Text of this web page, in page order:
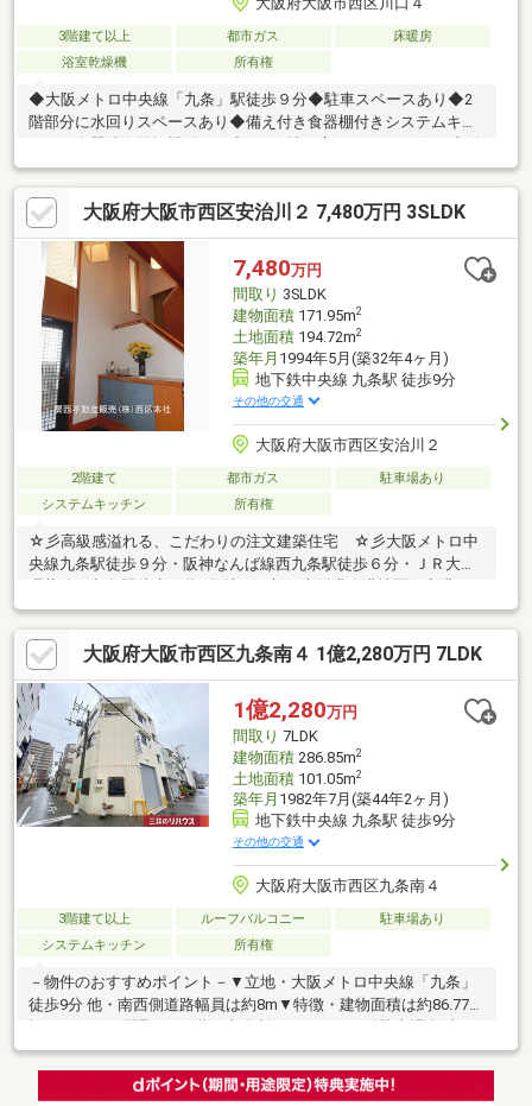
3階建て以上 都市ガス
床暖房
浴室乾燥機
所有権
◆大阪メトロ中央線「九条」駅徒歩９分◆駐車スペースあり◆2
階部分に水回りスペースあり◆備え付き食器棚付きシステムキッ
床暖房付き）
大阪府大阪市西区安治川２ 7,480万円 3SLDK
7,480万円
間取り 3SLDK
建物面積171.95m2
土地面積194.72m2
築年月 1994年5月(築32年4ヶ月)
地下鉄中央線 九条駅 徒歩9分
その他の交通
大阪府大阪市西区安治川２
2階建て 都市ガス
駐車場あり
システムキッチン
所有権
☆彡高級感溢れる、こだわりの注文建築住宅 ☆彡大阪メトロ中
央線九条駅徒歩９分・阪神なんば線西九条駅徒歩６分・ＪＲ大阪
環状線西九条駅徒歩６分※敷地の一部が大阪港臨港地区（商港
区）の地区内です。※・約３６．４坪が臨港地区外・約２２．５
坪が臨港地区内。大阪港臨港地区の分区における構築物の規制に
関する条例により、建替時には、臨港地区内にある敷地には禁止
構築物は建築できません。※詳細は担当者まで※
大阪府大阪市西区九条南４ 1億2,280万円 7LDK
1億2,280万円
間取り 7LDK
建物面積286.85m2
土地面積101.05m2
築年月 1982年7月(築44年2ヶ月)
地下鉄中央線 九条駅 徒歩9分
その他の交通
大阪府大阪市西区九条南４
3階建て以上 ルーフバルコニー
駐車場あり
システムキッチン
所有権
－物件のおすすめポイント－▼立地・大阪メトロ中央線「九条」
徒歩9分 他・南西側道路幅員は約8m▼特徴・建物面積は約86.77
制限有)・トイレは4カ所▼周辺環境・業務スーパー弁天町店 徒歩
6分(約470m)・大阪市立九条北小学校 徒歩3分(約170m)※本物件建
物は建築基準法に定める建ぺい率を超過しています再建築の際は